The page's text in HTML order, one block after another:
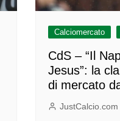
Calciomercato
CdS – “Il
Jesus”: la
di mercato
JustCalcio.com